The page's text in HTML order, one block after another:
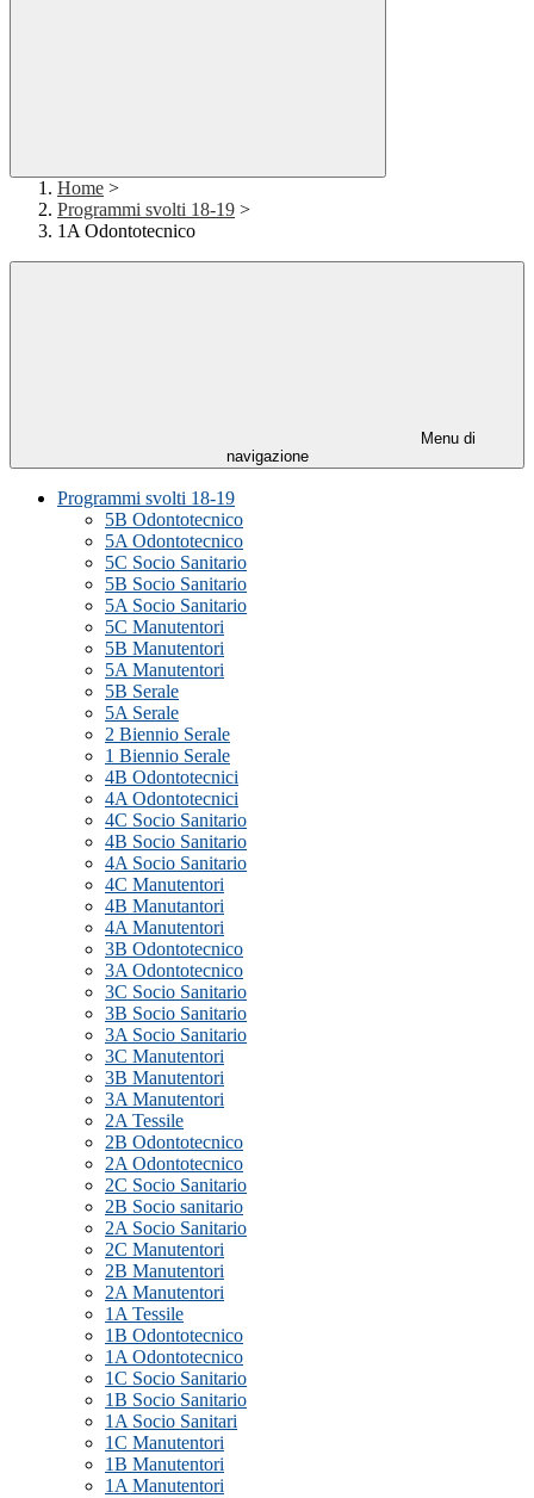
Home >
Programmi svolti 18-19 >
1A Odontotecnico
Menu di
navigazione
Programmi svolti 18-19
5B Odontotecnico
5A Odontotecnico
5C Socio Sanitario
5B Socio Sanitario
5A Socio Sanitario
5C Manutentori
5B Manutentori
5A Manutentori
5B Serale
5A Serale
2 Biennio Serale
1 Biennio Serale
4B Odontotecnici
4A Odontotecnici
4C Socio Sanitario
4B Socio Sanitario
4A Socio Sanitario
4C Manutentori
4B Manutantori
4A Manutentori
3B Odontotecnico
3A Odontotecnico
3C Socio Sanitario
3B Socio Sanitario
3A Socio Sanitario
3C Manutentori
3B Manutentori
3A Manutentori
2A Tessile
2B Odontotecnico
2A Odontotecnico
2C Socio Sanitario
2B Socio sanitario
2A Socio Sanitario
2C Manutentori
2B Manutentori
2A Manutentori
1A Tessile
1B Odontotecnico
1A Odontotecnico
1C Socio Sanitario
1B Socio Sanitario
1A Socio Sanitari
1C Manutentori
1B Manutentori
1A Manutentori